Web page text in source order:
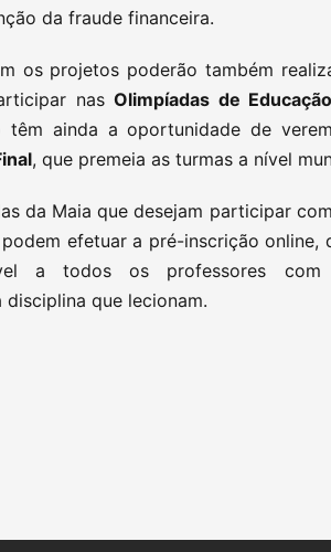
da fraude financeira.
os projetos poderão também
nasOlimpíadas de
têm ainda a oportunidade de
, que premeia as turmas a nível
da Maia que desejam participar
efetuar a pré-inscrição
a todos os professores
que lecionam.